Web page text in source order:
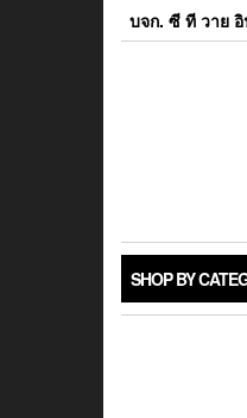
บจก. ซี ที วาย
SHOP BY